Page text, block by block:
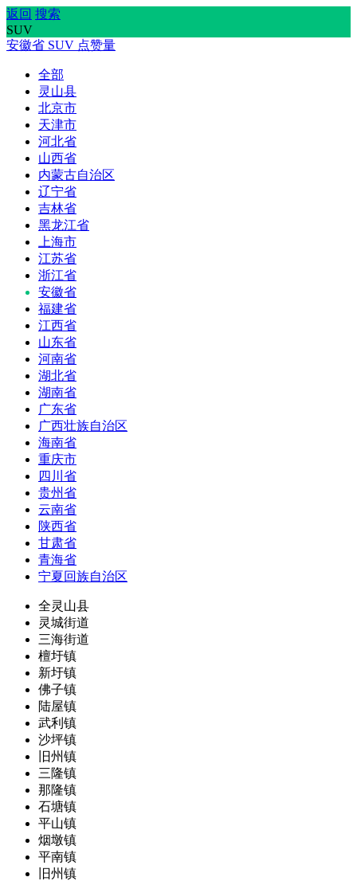
返回 搜索
SUV
安徽省 SUV 点赞量
全部
灵山县
北京市
天津市
河北省
山西省
内蒙古自治区
辽宁省
吉林省
黑龙江省
上海市
江苏省
浙江省
安徽省
福建省
江西省
山东省
河南省
湖北省
湖南省
广东省
广西壮族自治区
海南省
重庆市
四川省
贵州省
云南省
陕西省
甘肃省
青海省
宁夏回族自治区
全灵山县
灵城街道
三海街道
檀圩镇
新圩镇
佛子镇
陆屋镇
武利镇
沙坪镇
旧州镇
三隆镇
那隆镇
石塘镇
平山镇
烟墩镇
平南镇
旧州镇